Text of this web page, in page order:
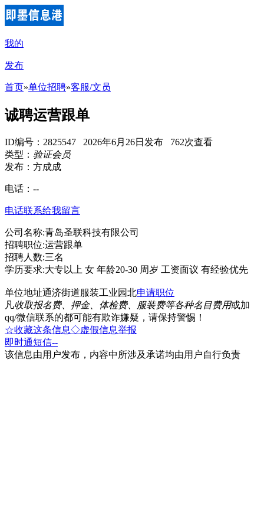
我的
发布
首页»单位招聘»客服/文员
诚聘运营跟单
ID编号：2825547 2026年6月26日发布 762次查看
类型： 验证会员
发布：方成成
电话： --
电话联系给我留言
公司名称:青岛圣联科技有限公司
招聘职位:运营跟单
招聘人数:三名
学历要求:大专以上 女 年龄20-30 周岁 工资面议 有经验优先
单位地址通济街道服装工业园北申请职位
凡收取报名费、押金、体检费、服装费等各种名目费用或加
qq/微信联系的都可能有欺诈嫌疑，请保持警惕！
☆收藏这条信息◇虚假信息举报
即时通短信--
该信息由用户发布，内容中所涉及承诺均由用户自行负责